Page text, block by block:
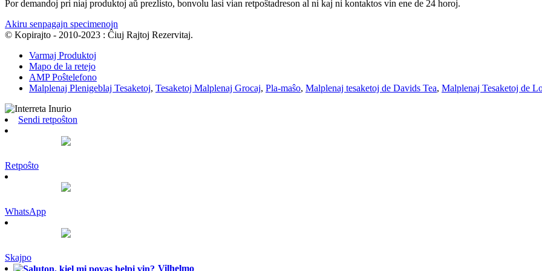
Por demandoj pri niaj produktoj aŭ prezlisto, bonvolu lasi vian retpoŝtadreson al ni kaj ni kontaktos vin ene de 24 horoj.
Akiru senpagajn specimenojn
© Kopirajto - 2010-2023 : Ĉiuj Rajtoj Rezervitaj.
Varmaj Produktoj
Mapo de la retejo
AMP Poŝtelefono
Malplenaj Plenigeblaj Tesaketoj, Tesaketoj Malplenaj Grocaj, Pla-maŝo, Malplenaj tesaketoj de Davids Tea, Malplenaj Tesaketoj de
Sendi retpoŝton
Retpoŝto
WhatsApp
Skajpo
Vilhelmo